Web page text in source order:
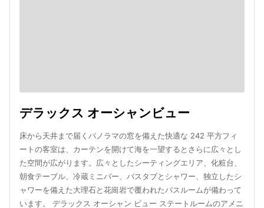
デラックス オーシャンビュー
床から天井まで届くパノラマの窓を備えた快適な 242 平方フィ
ートの客室は、カーテンを開けて海を一望するとさらに広々とし
た空間が広がります。広々としたシーティングエリア、化粧台、
朝食テーブル、冷蔵ミニバー、バスタブとシャワー、独立したシ
ャワーを備えた大理石と花崗岩で覆われたバスルームが備わって
います。 デラックス オーシャン ビュー ステートルームのアメニ